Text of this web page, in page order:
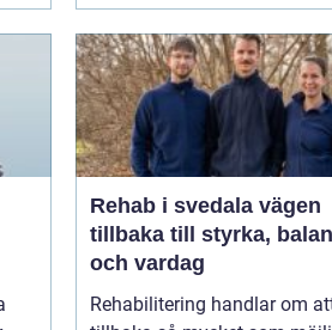
Rehab i svedala vägen
tillbaka till styrka,
och vardag
Rehabilitering handlar om